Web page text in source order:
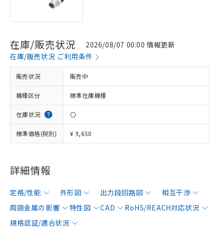
在庫/販売状況
2026/08/07 00:00 情報更新
在庫/販売状況 ご利用条件
販売状況 販売中
機種区分 標準在庫機種
在庫状況 〇
標準価格(税別) ¥ 9,650
詳細情報
定格/性能 外形図 出力段回路図
相互干渉
周囲金属の影響
特性図 CAD
RoHS/REACH対応状況
規格認証/適合状況